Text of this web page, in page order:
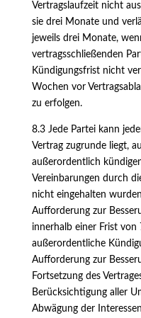
Vertragslaufzeit nicht
sie drei Monate und
jeweils drei Monate,
vertragsschließenden
Kündigungsfrist nicht
Wochen vor
zu erfolgen.
8.3 Jede Partei kann
Vertrag zugrunde liegt,
außerordentlich
Vereinbarungen durch
nicht eingehalten
Aufforderung zur
innerhalb einer Frist von
außerordentliche
Aufforderung zur
Fortsetzung des
Berücksichtigung aller
Abwägung der